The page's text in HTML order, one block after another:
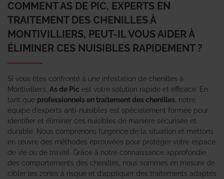
COMMENT AS DE PIC, EXPERTS EN
TRAITEMENT DES CHENILLES À
MONTIVILLIERS, PEUT-IL VOUS AIDER À
ÉLIMINER CES NUISIBLES RAPIDEMENT ?
Si vous êtes confronté à une infestation de chenilles à
Montivilliers, As de Pic est votre solution rapide et efficace. En
tant que professionnels en traitement des chenilles , notre
équipe d’experts anti-nuisibles est spécialement formée pour
identifier et éliminer ces nuisibles de manière sécurisée et
durable. Nous comprenons l’urgence de la situation et mettons
en œuvre des méthodes éprouvées pour protéger votre espace
de vie ou de travail. Grâce à notre connaissance approfondie
des comportements des chenilles, nous sommes en mesure de
cibler les zones à risque et d’appliquer des traitements adaptés